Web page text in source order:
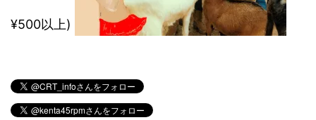
¥500以上)